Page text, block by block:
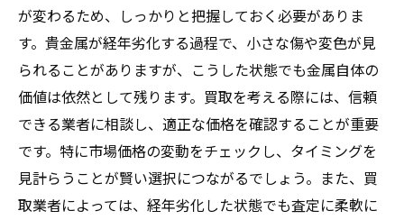
が変わるため、しっかりと把握しておく必要がありま
す。貴金属が経年劣化する過程で、小さな傷や変色が見
られることがありますが、こうした状態でも金属自体の
価値は依然として残ります。買取を考える際には、信頼
できる業者に相談し、適正な価格を確認することが重要
です。特に市場価格の変動をチェックし、タイミングを
見計らうことが賢い選択につながるでしょう。また、買
取業者によっては、経年劣化した状態でも査定に柔軟に